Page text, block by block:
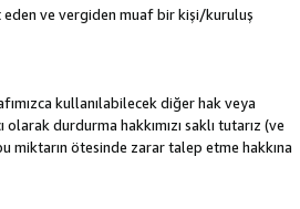
eden ve vergiden muaf bir kişi/kuruluş
kullanılabilecek diğer hak veya
durdurma hakkımızı saklı tutarız (ve
miktarın ötesinde zarar talep etme hakkına